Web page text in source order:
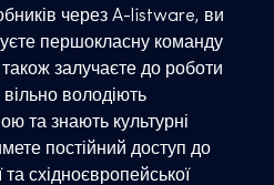
через A-listware, ви
першокласну команду
також залучаєте до роботи
вільно володіють
та знають культурні
постійний доступ до
та східноєвропейської